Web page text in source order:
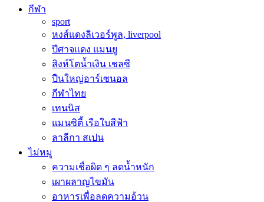
กีฬา
sport
หงส์แดงลิเวอร์พูล, liverpool
ปีศาจแดง แมนยู
สิงห์โตน้ำเงิน เชลซี
ปืนใหญ่อาร์เซนอล
กีฬาไทย
เทนนิส
แมนซิตี้ เรือใบสีฟ้า
ลาลีกา สเปน
ไม่หมู
ความเชื่อผิด ๆ ลดน้ำหนัก
เผาผลาญไขมัน
อาหารเพื่อลดความอ้วน